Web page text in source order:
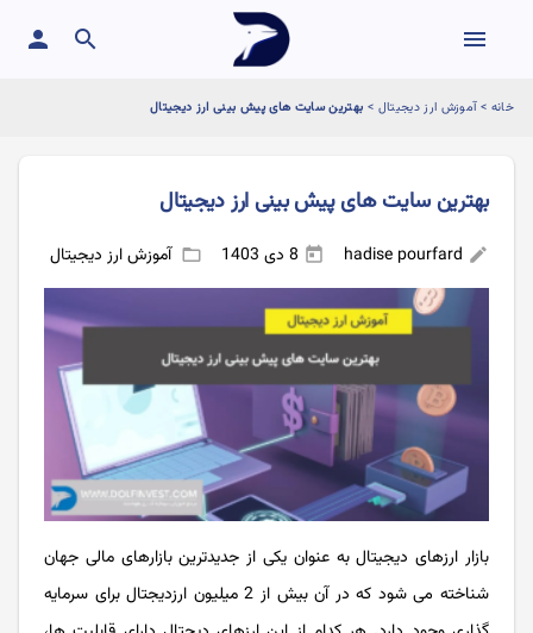
menu
search
person
خانه >آموزش ارز دیجیتال > بهترین سایت های پیش بینی ارز دیجیتال
بهترین سایت های پیش بینی ارز دیجیتال
edit
today
folder_open آموزش ارز دیجیتال
بازار ارزهای دیجیتال به عنوان یکی از جدیدترین بازارهای مالی جهان
شناخته می شود که در آن بیش از 2 میلیون ارزدیجتال برای سرمایه